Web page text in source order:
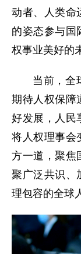
动者、人类命
的姿态参与国
权事业美好的
当前，全
期待人权保障
好发展，人民
将人权理事会
方一道，聚焦
聚广泛共识、
理包容的全球